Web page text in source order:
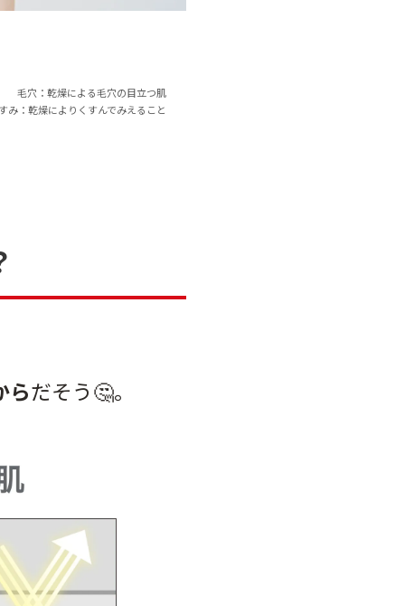
毛穴：乾燥による毛穴の目立つ肌
み：乾燥によりくすんでみえること
らだそう🤔。